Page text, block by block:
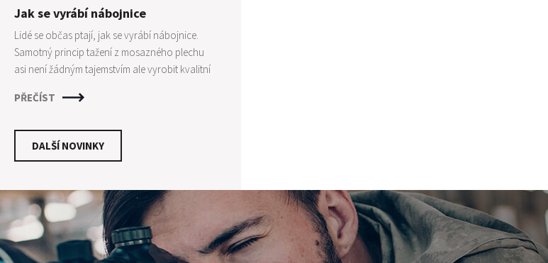
Jak se vyrábí nábojnice
Lidé se občas ptají, jak se vyrábí nábojnice.
Samotný princip tažení z mosazného plechu
asi není žádným tajemstvím ale vyrobit kvalitní
mohlo zdát. Je zapotřebí mnoha kroků a
vytvoření kvalitní nábojnice, která poskytne
střelci maximální konzistenci. Pro osvětlení
jednoho z nejuznávanějších výrobců
nábojnic - firmy PETERSRON CARTRIDGE.
PŘEČÍST
DALŠÍ NOVINKY